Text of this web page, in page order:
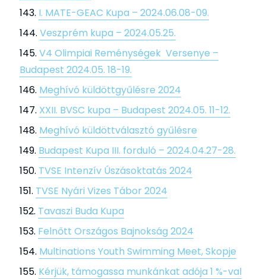
I. MATE-GEAC Kupa – 2024.06.08-09.
Veszprém kupa – 2024.05.25.
V4 Olimpiai Reménységek Versenye –
Budapest 2024.05. 18-19.
Meghívó küldöttgyűlésre 2024
XXII. BVSC kupa – Budapest 2024.05. 11-12.
Meghívó küldöttválasztó gyűlésre
Budapest Kupa III. forduló – 2024.04.27-28.
TVSE Intenzív Úszásoktatás 2024
TVSE Nyári Vizes Tábor 2024
Tavaszi Buda Kupa
Felnőtt Országos Bajnokság 2024
Multinations Youth Swimming Meet, Skopje
Kérjük, támogassa munkánkat adója 1 %-val